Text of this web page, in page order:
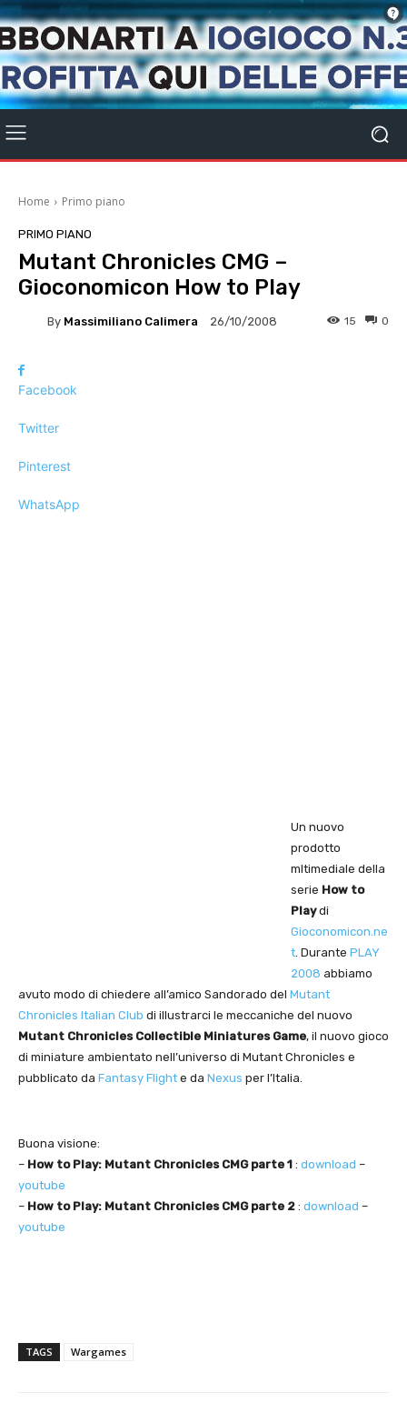
Home Primo piano
PRIMO PIANO
Mutant Chronicles CMG –
Gioconomicon How to Play
By Massimiliano Calimera 26/10/2008 0
15
Facebook
Twitter
Pinterest
WhatsApp
Un nuovo
prodotto
mltimediale della
serie How to
Playdi
Gioconomicon.ne
t. Durante PLAY
2008 abbiamo
avuto modo di chiedere all’amico Sandorado del Mutant
Chronicles Italian Club di illustrarci le meccaniche del nuovo
Mutant Chronicles Collectible Miniatures Game, il nuovo gioco
di miniature ambientato nell’universo di Mutant Chronicles e
pubblicato da Fantasy Flight e da Nexus per l’Italia.
Buona visione:
– How to Play: Mutant Chronicles CMG parte 1 : download –
youtube
– How to Play: Mutant Chronicles CMG parte 2 : download –
youtube
TAGS Wargames